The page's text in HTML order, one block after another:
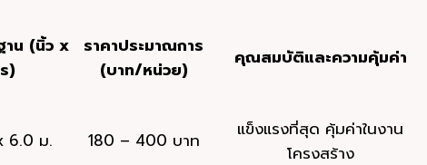
าน (นิ้ว x
)
ราคาประมาณการ
(บาท/หน่วย)
คุณสมบัติและความคุ้มค่า
6.0 ม. 180 – 400 บาท
แข็งแรงที่สุด คุ้มค่าในงาน
โครงสร้าง